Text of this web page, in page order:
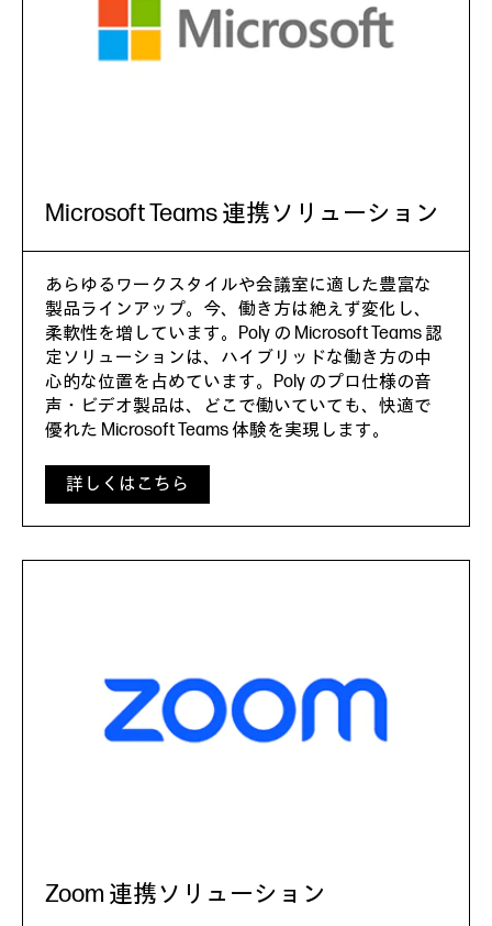
Microsoft Teams 連携ソリューション
あらゆるワークスタイルや会議室に適した豊富な
製品ラインアップ。今、働き方は絶えず変化し、
柔軟性を増しています。Poly の Microsoft Teams 認
定ソリューションは、ハイブリッドな働き方の中
心的な位置を占めています。Poly のプロ仕様の音
声・ビデオ製品は、どこで働いていても、快適で
優れた Microsoft Teams 体験を実現します。
詳しくはこちら
Zoom 連携ソリューション